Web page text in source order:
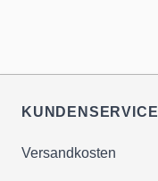
KUNDENSERVICE
Versandkosten